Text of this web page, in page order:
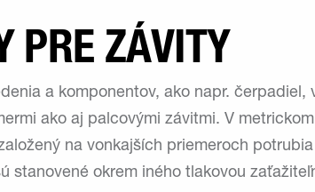
PRE ZÁVITY
a komponentov, ako napr.
ako aj palcovými závitmi. V
na vonkajších priemeroch
stanovené okrem iného tlakovou